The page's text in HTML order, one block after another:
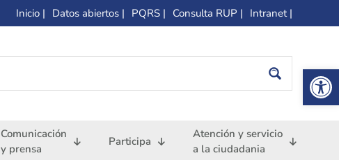
Inicio | Datos abiertos | PQRS | Consulta RUP | Intranet |
Comunicación
y prensa
Participa
Atención y servicio
a la ciudadania